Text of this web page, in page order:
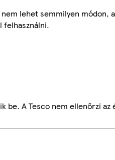
lehet semmilyen módon,
felhasználni.
be. A Tesco nem ellenőrzi